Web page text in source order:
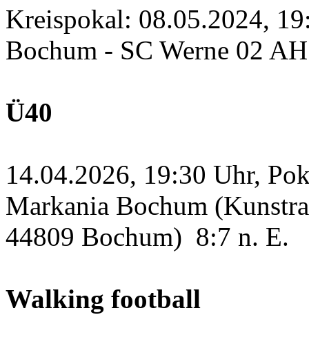
Kreispokal: 08.05.2024,
Bochum - SC Werne 02
Ü40
14.04.2026, 19:30 Uhr,
Markania Bochum
44809 Bochum) 8:7 n. E.
Walking football